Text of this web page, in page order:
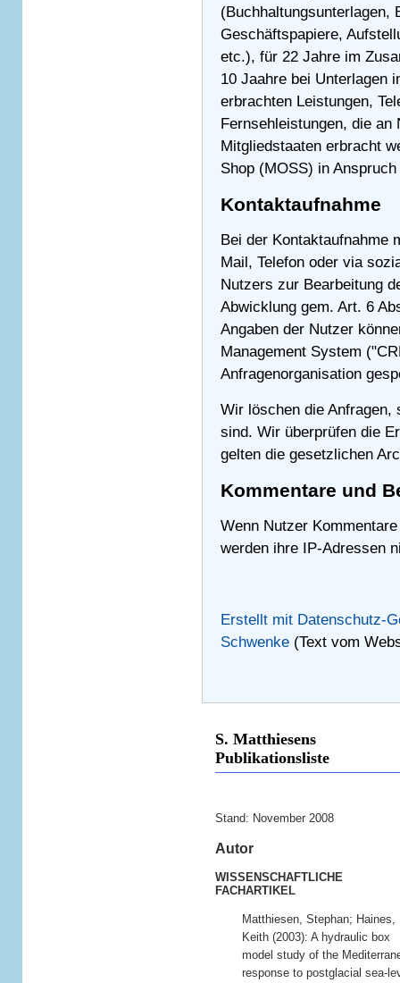
(Buchhaltungsunterlagen,
Geschäftspapiere,
etc.), für 22 Jahre im
10 Jaahre bei Unterlagen
erbrachten Leistungen,
Fernsehleistungen, die an
Mitgliedstaaten erbracht
Shop (MOSS) in
Kontaktaufnahme
Bei der Kontaktaufnahme
Mail, Telefon oder via
Nutzers zur Bearbeitung
Abwicklung gem. Art. 6
Angaben der Nutzer
Management System
Anfragenorganisation
Wir löschen die Anfragen,
sind. Wir überprüfen die
gelten die gesetzlichen
Kommentare und
Wenn Nutzer
werden ihre IP-Adressen
Erstellt mit Datenschutz-
Schwenke(Text vom
S. Matthiesens
Publikationsliste
Stand: November 2008
Autor
WISSENSCHAFTLICHE
FACHARTIKEL
Matthiesen, Stephan; Haines,
Keith (2003): A hydraulic box
model study of the
response to postglacial sea-